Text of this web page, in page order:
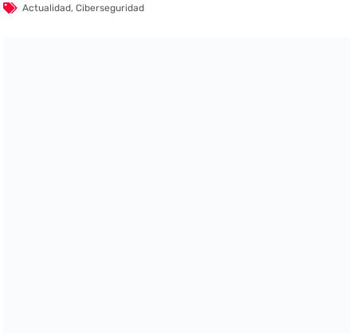
Actualidad,Ciberseguridad